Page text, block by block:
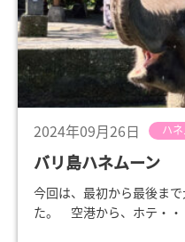
2024年09月26日 ハ
バリ島ハネムーン
今回は、最初から最後ま
た。 空港から、ホテ・・